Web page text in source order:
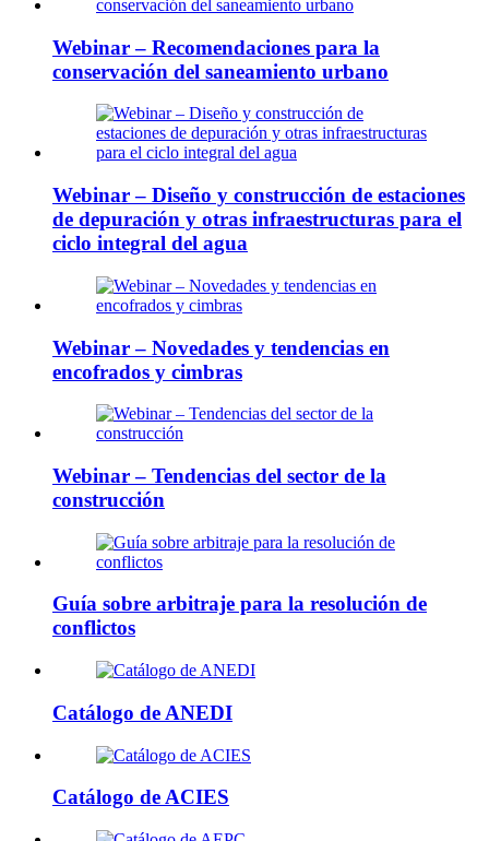
Webinar – Recomendaciones para la
conservación del saneamiento urbano
Webinar – Diseño y construcción de estaciones
de depuración y otras infraestructuras para el
ciclo integral del agua
Webinar – Novedades y tendencias en
encofrados y cimbras
Webinar – Tendencias del sector de la
construcción
Guía sobre arbitraje para la resolución de
conflictos
Catálogo de ANEDI
Catálogo de ACIES